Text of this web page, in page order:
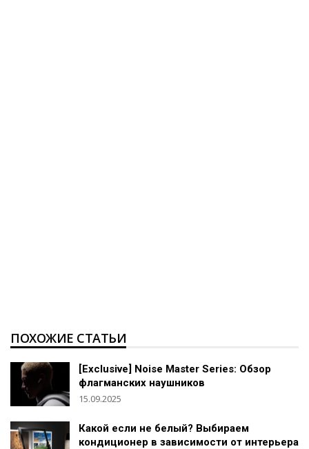
ПОХОЖИЕ СТАТЬИ
[Exclusive] Noise Master Series: Обзор
флагманских наушников
15.09.2025
Какой если не белый? Выбираем
кондиционер в зависимости от интерьера